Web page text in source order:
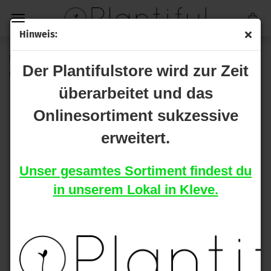
Hinweis:
Der Plantifulstore wird zur Zeit
überarbeitet und das
Onlinesortiment sukzessive
erweitert.
Unser gesamtes Sortiment findest du
in unserem Lokal in Kleve.
(Art.Nr.:1-213-2)